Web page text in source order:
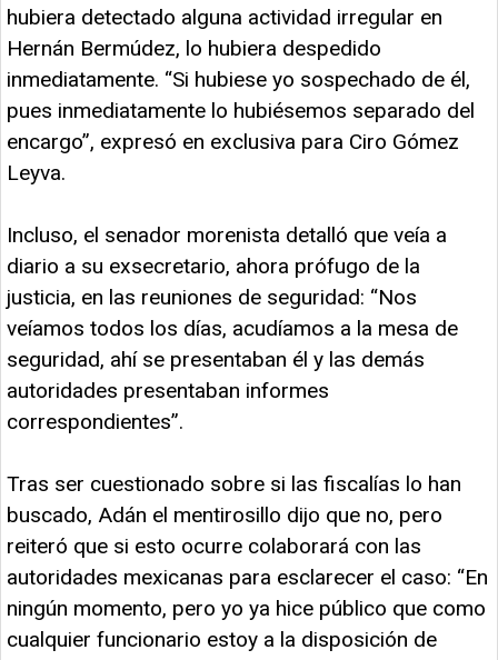
hubiera detectado alguna actividad irregular en
Hernán Bermúdez, lo hubiera despedido
inmediatamente. “Si hubiese yo sospechado de él,
pues inmediatamente lo hubiésemos separado del
encargo”, expresó en exclusiva para Ciro Gómez
Leyva.
Incluso, el senador morenista detalló que veía a
diario a su exsecretario, ahora prófugo de la
justicia, en las reuniones de seguridad: “Nos
veíamos todos los días, acudíamos a la mesa de
seguridad, ahí se presentaban él y las demás
autoridades presentaban informes
correspondientes”.
Tras ser cuestionado sobre si las fiscalías lo han
buscado, Adán el mentirosillo dijo que no, pero
reiteró que si esto ocurre colaborará con las
autoridades mexicanas para esclarecer el caso: “En
ningún momento, pero yo ya hice público que como
cualquier funcionario estoy a la disposición de